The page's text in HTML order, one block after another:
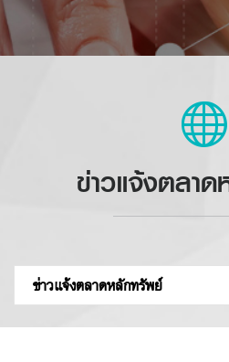
ข่าวแจ้งตลา
ข่าวแจ้งตลาดหลักทรัพย์